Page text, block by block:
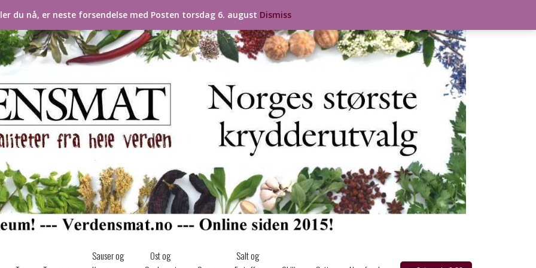
Sauser og
Ost og
Salt og
du nå, er neste forsendelse med Posten torsdag 6. august Dismiss